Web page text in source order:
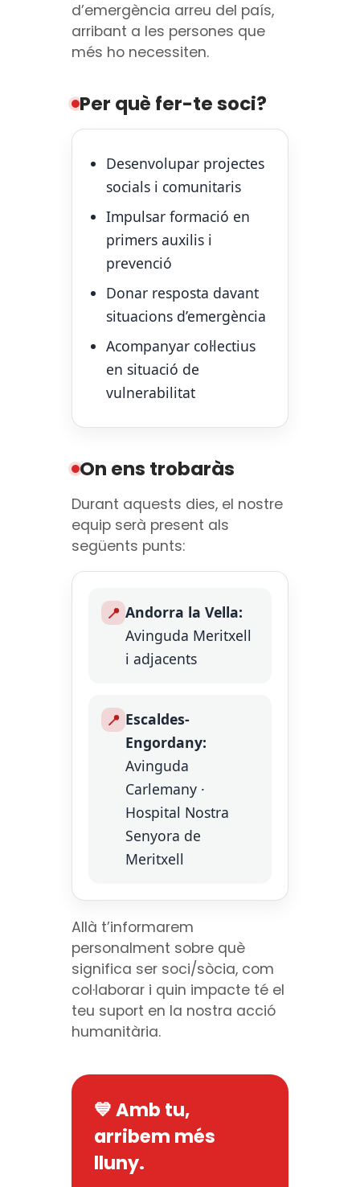
d’emergència arreu del país,
arribant a les persones que
més ho necessiten.
Per què fer-te soci?
Desenvolupar projectes
socials i comunitaris
Impulsar formació en
primers auxilis i
prevenció
Donar resposta davant
situacions d’emergència
Acompanyar col·lectius
en situació de
vulnerabilitat
On ens trobaràs
Durant aquests dies, el nostre
equip serà present als
següents punts:
📍 Andorra la Vella:
Avinguda Meritxell
i adjacents
📍 Escaldes-
Engordany:
Avinguda
Carlemany ·
Hospital Nostra
Senyora de
Meritxell
Allà t’informarem
personalment sobre què
significa ser soci/sòcia, com
col·laborar i quin impacte té el
teu suport en la nostra acció
humanitària.
💙 Amb tu,
arribem més
lluny.